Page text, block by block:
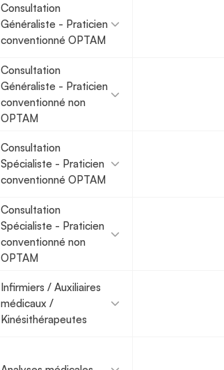
Consultation
Généraliste - Praticien
conventionné OPTAM
Consultation
Généraliste - Praticien
conventionné non
OPTAM
Consultation
Spécialiste - Praticien
conventionné OPTAM
Consultation
Spécialiste - Praticien
conventionné non
OPTAM
Infirmiers / Auxiliaires
médicaux /
Kinésithérapeutes